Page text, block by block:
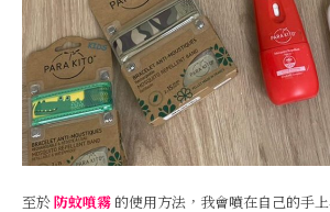
至於防蚊噴霧 的使用方法，我會噴在自己的手